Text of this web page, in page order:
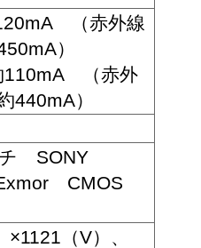
（赤外線
）
110mA （赤外
440mA）
チ SONY
CMOS
（V）、